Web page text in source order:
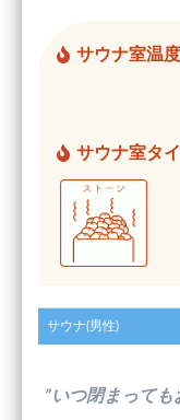
サウナ室温度
サウナ室タ
サウナ(男性)
”いつ閉まって